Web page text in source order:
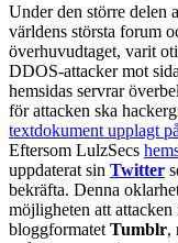
Under den större delen
världens största forum
överhuvudtaget, varit
DDOS-attacker mot
hemsidas servrar
för attacken ska
textdokument upplagt på
Eftersom LulzSecs
uppdaterat sin Twitter
bekräfta. Denna
möjligheten att
bloggformatet Tumblr,